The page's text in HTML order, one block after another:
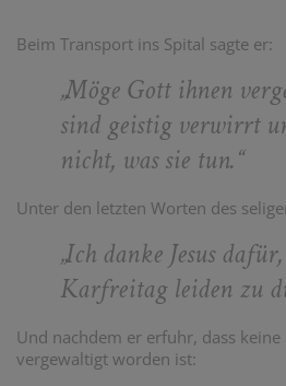
Beim Transport ins Spital sagte er:
„Möge Gott ihnen
sind geistig verwirrt
nicht, was sie tun.“
Unter den letzten Worten des
„Ich danke Jesus
Karfreitag leiden zu
Und nachdem er erfuhr, dass
vergewaltigt worden ist: